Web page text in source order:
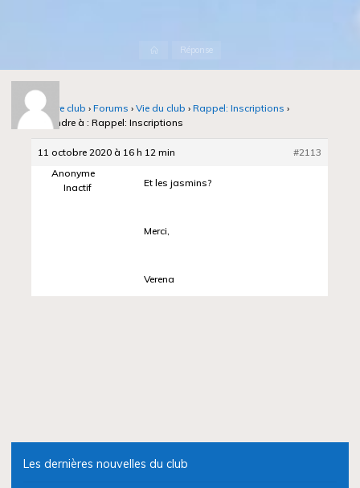
AccueilRéponse
Notre club › Forums › Vie du club › Rappel: Inscriptions ›
Répondre à : Rappel: Inscriptions
11 octobre 2020 à 16 h 12 min
#2113
Anonyme
Inactif
Et les jasmins?
Merci,
Verena
Les dernières nouvelles du club